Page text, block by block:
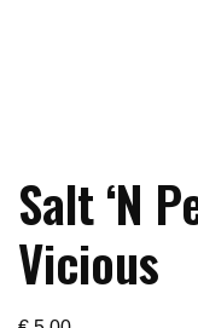
Salt ‘N
Vicious